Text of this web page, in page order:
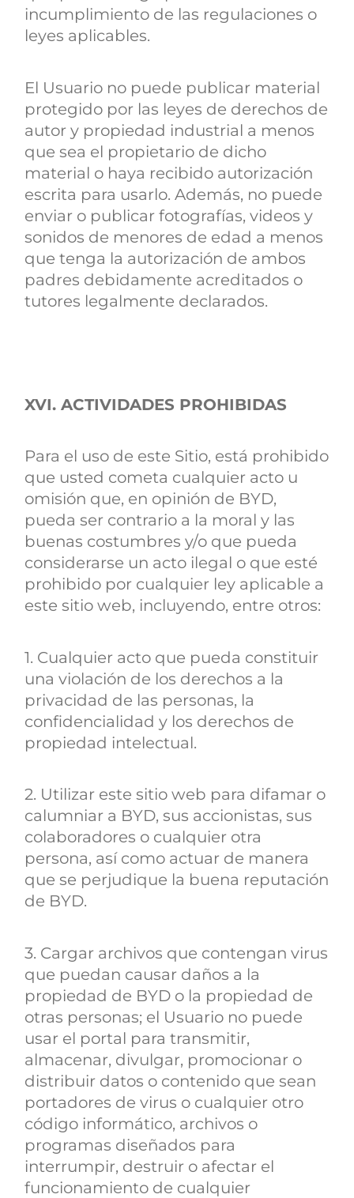
incumplimiento de las regulaciones o
leyes aplicables.
El Usuario no puede publicar material
protegido por las leyes de derechos de
autor y propiedad industrial a menos
que sea el propietario de dicho
material o haya recibido autorización
escrita para usarlo. Además, no puede
enviar o publicar fotografías, videos y
sonidos de menores de edad a menos
que tenga la autorización de ambos
padres debidamente acreditados o
tutores legalmente declarados.
XVI. ACTIVIDADES PROHIBIDAS
Para el uso de este Sitio, está prohibido
que usted cometa cualquier acto u
omisión que, en opinión de BYD,
pueda ser contrario a la moral y las
buenas costumbres y/o que pueda
considerarse un acto ilegal o que esté
prohibido por cualquier ley aplicable a
este sitio web, incluyendo, entre otros:
1. Cualquier acto que pueda constituir
una violación de los derechos a la
privacidad de las personas, la
confidencialidad y los derechos de
propiedad intelectual.
2. Utilizar este sitio web para difamar o
calumniar a BYD, sus accionistas, sus
colaboradores o cualquier otra
persona, así como actuar de manera
que se perjudique la buena reputación
de BYD.
3. Cargar archivos que contengan virus
que puedan causar daños a la
propiedad de BYD o la propiedad de
otras personas; el Usuario no puede
usar el portal para transmitir,
almacenar, divulgar, promocionar o
distribuir datos o contenido que sean
portadores de virus o cualquier otro
código informático, archivos o
programas diseñados para
interrumpir, destruir o afectar el
funcionamiento de cualquier